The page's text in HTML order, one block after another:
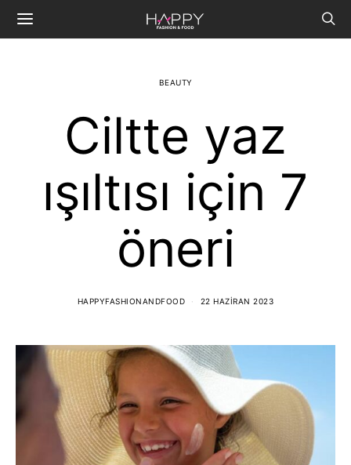
BEAUTY
Ciltte yaz
ışıltısı için 7
öneri
HAPPYFASHIONANDFOOD 22 HAZIRAN 2023